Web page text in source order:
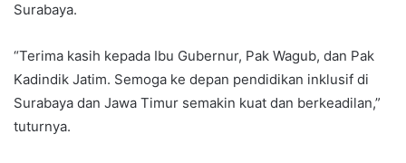
Surabaya.
“Terima kasih kepada Ibu Gubernur, Pak Wagub, dan Pak
Kadindik Jatim. Semoga ke depan pendidikan inklusif di
Surabaya dan Jawa Timur semakin kuat dan berkeadilan,”
tuturnya.